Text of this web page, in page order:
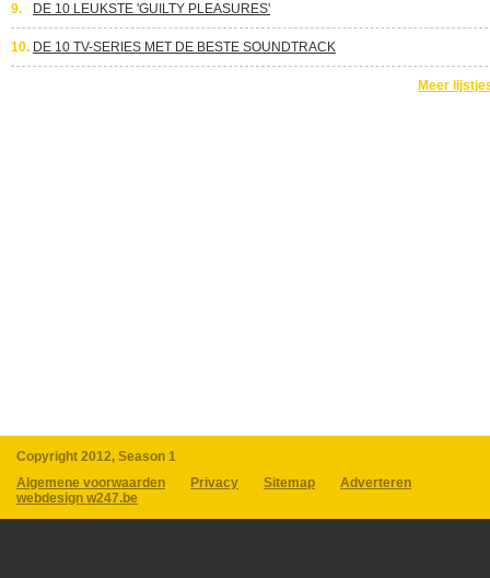
9. DE 10 LEUKSTE 'GUILTY PLEASURES'
10. DE 10 TV-SERIES MET DE BESTE SOUNDTRACK
Meer
Copyright 2012, Season 1
Algemene voorwaarden
Privacy Sitemap
Adverteren
webdesign w247.be